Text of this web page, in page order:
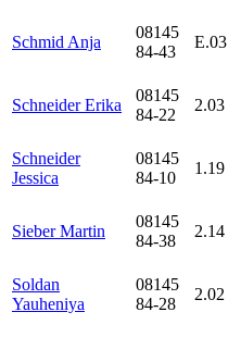
Schmid Anja
08145
84-43
E.03
Schneider Erika
08145
84-22
2.03
Schneider
Jessica
08145
84-10
1.19
Sieber Martin
08145
84-38
2.14
Soldan
Yauheniya
08145
84-28
2.02